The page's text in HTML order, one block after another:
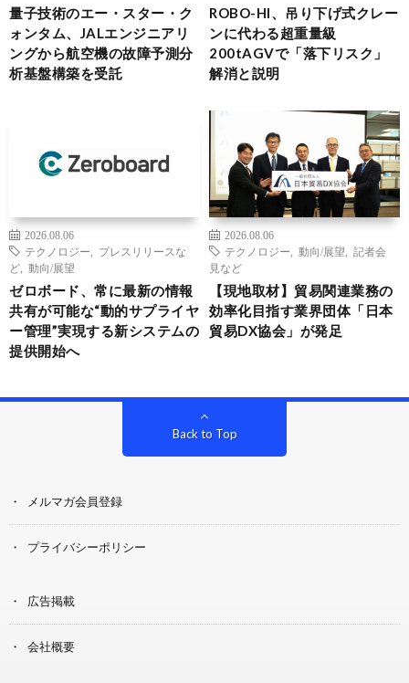
量子技術のエー・スター・ク
ォンタム、JALエンジニアリ
ングから航空機の故障予測分
析基盤構築を受託
ROBO-HI、吊り下げ式クレー
ンに代わる超重量級
200tAGVで「落下リスク」
解消と説明
2026.08.06
テクノロジー
プレスリリースな
ど
動向/展望
ゼロボード、常に最新の情報
共有が可能な“動的サプライヤ
ー管理”実現する新システムの
提供開始へ
2026.08.06
テクノロジー
動向/展望
記者会
見など
【現地取材】貿易関連業務の
効率化目指す業界団体「日本
貿易DX協会」が発足
Back to Top
メルマガ会員登録
プライバシーポリシー
広告掲載
会社概要